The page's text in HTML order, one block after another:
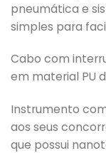
pneumática e
simples para
Cabo com
em material PU
Instrumento
aos seus
que possui